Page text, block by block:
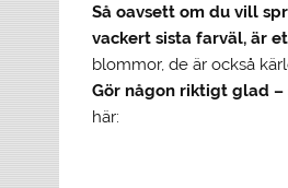
Så oavsett om du vill
vackert sista farväl, är
blommor, de är också
Gör någon riktigt glad
här: